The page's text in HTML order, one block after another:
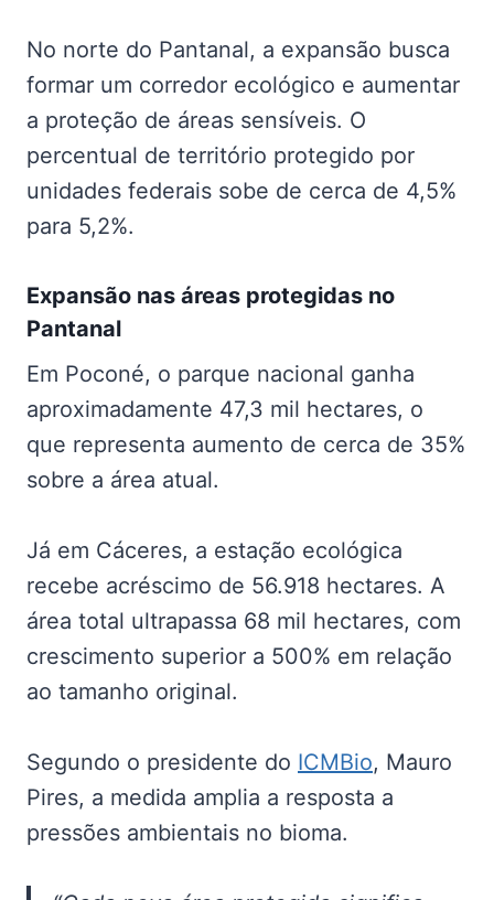
No norte do Pantanal, a expansão busca
formar um corredor ecológico e aumentar
a proteção de áreas sensíveis. O
percentual de território protegido por
unidades federais sobe de cerca de 4,5%
para 5,2%.
Expansão nas áreas protegidas no
Pantanal
Em Poconé, o parque nacional ganha
aproximadamente 47,3 mil hectares, o
que representa aumento de cerca de 35%
sobre a área atual.
Já em Cáceres, a estação ecológica
recebe acréscimo de 56.918 hectares. A
área total ultrapassa 68 mil hectares, com
crescimento superior a 500% em relação
ao tamanho original.
Segundo o presidente do ICMBio, Mauro
Pires, a medida amplia a resposta a
pressões ambientais no bioma.